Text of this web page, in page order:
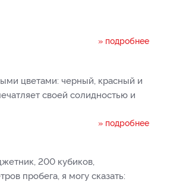
» подробнее
цветами: черный, красный и
своей солидностью и
» подробнее
200 кубиков,
пробега, я могу сказать: